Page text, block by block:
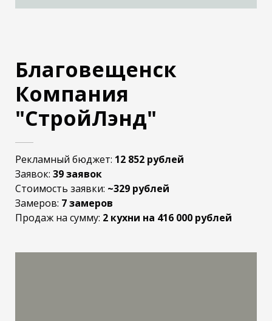
Благовещенск
Компания
"СтройЛэнд"
Рекламный бюджет: 12 852 рублей
Заявок: 39 заявок
Стоимость заявки: ~329 рублей
Замеров: 7 замеров
Продаж на сумму: 2 кухни на 416 000 рублей